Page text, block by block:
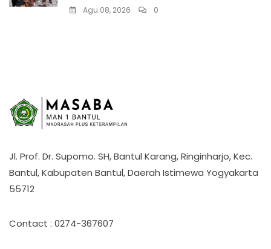
Agu 08, 2026 0
Jl. Prof. Dr. Supomo. SH, Bantul Karang, Ringinharjo, Kec.
Bantul, Kabupaten Bantul, Daerah Istimewa Yogyakarta
55712
Contact : 0274-367607